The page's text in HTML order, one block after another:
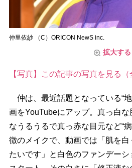
仲里依紗 （C）ORICON NewS inc.
拡大する
【写真】この記事の写真を見る（
仲は、最近話題となっている“
画をYouTubeにアップ。真っ白な
なうるうるで真っ赤な目元など“
徴のメイクで、動画では「肌を
たいです」と白色のファンデー